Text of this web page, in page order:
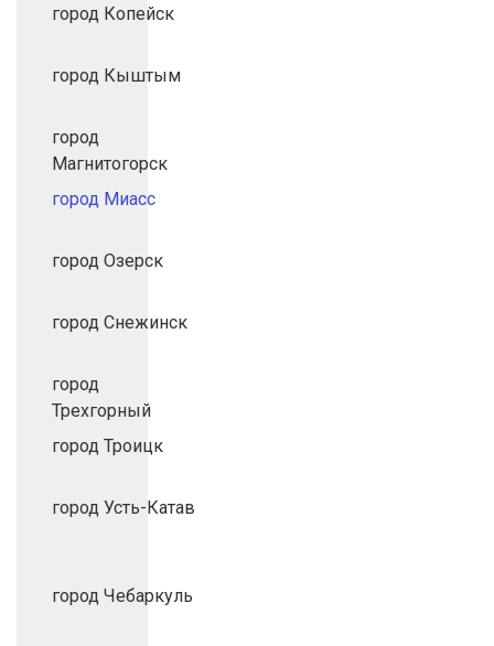
город Копейск
город Кыштым
город
Магнитогорск
город Миасс
город Озерск
город Снежинск
город
Трехгорный
город Троицк
город Усть-Катав
город Чебаркуль